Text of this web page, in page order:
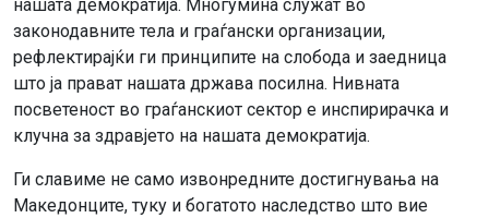
нашата демократија. Многумина служат во
законодавните тела и граѓански организации,
рефлектирајќи ги принципите на слобода и заедница
што ја прават нашата држава посилна. Нивната
посветеност во граѓанскиот сектор е инспирирачка и
клучна за здравјето на нашата демократија.
Ги славиме не само извонредните достигнувања на
Македонците, туку и богатото наследство што вие